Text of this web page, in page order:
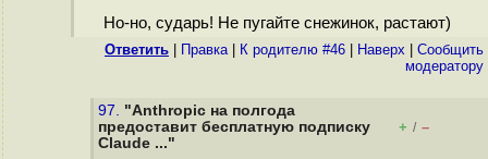
Но-но, сударь! Не пугайте снежинок, растают)
Ответить Правка| К родителю #46 Наверх
Cообщить
модератору
97. "Anthropic на полгода
предоставит бесплатную подписку
Claude ..."
+ / –